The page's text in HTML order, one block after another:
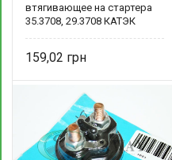
втягивающее на стартера
35.3708, 29.3708 КАТЭК
159,02